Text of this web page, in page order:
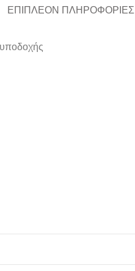
ΕΠΙΠΛΈΟΝ ΠΛΗΡΟΦΟΡΊΕΣ
υποδοχής